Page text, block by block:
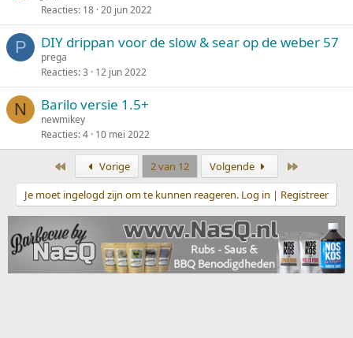
Reacties 18 20 jun 2022
P DIY drippan voor de slow & sear op de weber 57
prega
Reacties 3 12 jun 2022
N Barilo versie 1.5+
newmikey
Reacties 4 10 mei 2022
Eerste Vorige 2 van 12 Volgende
Je moet ingelogd zijn om te kunnen reageren. Log in | Registreer